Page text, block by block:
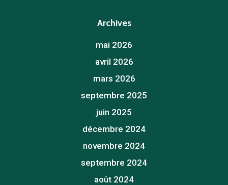
Archives
mai 2026
avril 2026
mars 2026
septembre 2025
juin 2025
décembre 2024
novembre 2024
septembre 2024
août 2024